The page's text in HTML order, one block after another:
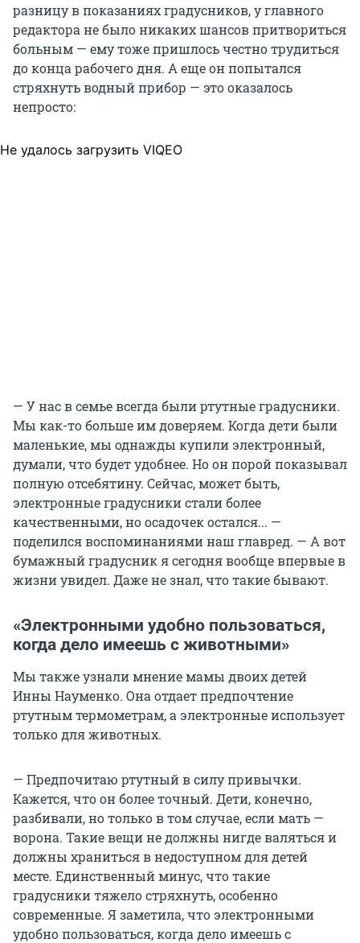
разницу в показаниях градусников, у главного
редактора не было никаких шансов притвориться
больным — ему тоже пришлось честно трудиться
до конца рабочего дня. А еще он попытался
стряхнуть водный прибор — это оказалось
непросто:
Не удалось загрузить VIQEO
— У нас в семье всегда были ртутные градусники.
Мы как-то больше им доверяем. Когда дети были
маленькие, мы однажды купили электронный,
думали, что будет удобнее. Но он порой показывал
полную отсебятину. Сейчас, может быть,
электронные градусники стали более
качественными, но осадочек остался... —
поделился воспоминаниями наш главред. — А вот
бумажный градусник я сегодня вообще впервые в
жизни увидел. Даже не знал, что такие бывают.
«Электронными удобно пользоваться,
когда дело имеешь с животными»
Мы также узнали мнение мамы двоих детей
Инны Науменко. Она отдает предпочтение
ртутным термометрам, а электронные использует
только для животных.
— Предпочитаю ртутный в силу привычки.
Кажется, что он более точный. Дети, конечно,
разбивали, но только в том случае, если мать —
ворона. Такие вещи не должны нигде валяться и
должны храниться в недоступном для детей
месте. Единственный минус, что такие
градусники тяжело стряхнуть, особенно
современные. Я заметила, что электронными
удобно пользоваться, когда дело имеешь с